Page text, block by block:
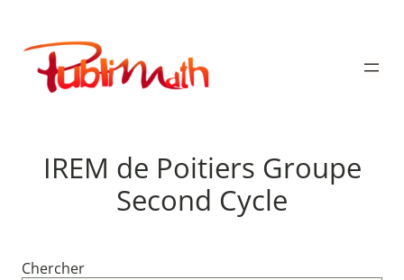
contenu
Publimath
IREM de Poitiers Groupe
Second Cycle
Chercher